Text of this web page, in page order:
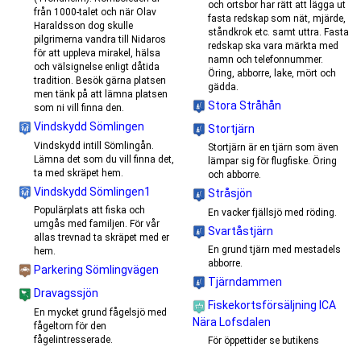
från 1000-talet och när Olav
Haraldsson dog skulle
pilgrimerna vandra till Nidaros
för att uppleva mirakel, hälsa
och välsignelse enligt dåtida
tradition. Besök gärna platsen
men tänk på att lämna platsen
som ni vill finna den.
Vindskydd Sömlingen
Vindskydd intill Sömlingån.
Lämna det som du vill finna det,
ta med skräpet hem.
Vindskydd Sömlingen1
Populärplats att fiska och
umgås med familjen. För vår
allas trevnad ta skräpet med er
hem.
Parkering Sömlingvägen
Dravagssjön
En mycket grund fågelsjö med
fågeltorn för den
fågelintresserade.
och ortsbor har rätt att lägga ut
fasta redskap som nät, mjärde,
ståndkrok etc. samt uttra. Fasta
redskap ska vara märkta med
namn och telefonnummer.
Öring, abborre, lake, mört och
gädda.
Stora Stråhån
Stortjärn
Stortjärn är en tjärn som även
lämpar sig för flugfiske. Öring
och abborre.
Stråsjön
En vacker fjällsjö med röding.
Svartåstjärn
En grund tjärn med mestadels
abborre.
Tjärndammen
Fiskekortsförsäljning ICA
Nära Lofsdalen
För öppettider se butikens